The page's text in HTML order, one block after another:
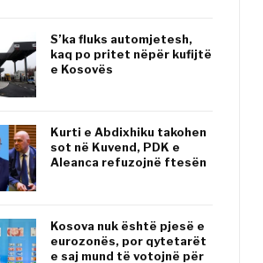
S’ka fluks automjetesh,
kaq po pritet nëpër kufijtë
e Kosovës
Kurti e Abdixhiku takohen
sot në Kuvend, PDK e
Aleanca refuzojnë ftesën
Kosova nuk është pjesë e
eurozonës, por qytetarët
e saj mund të votojnë për